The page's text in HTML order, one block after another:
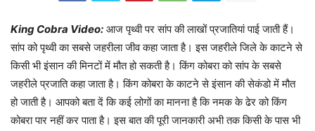
King Cobra Video: आज पृथ्वी पर सांप की लाखों प्रजातियां पाई जाती हैं।
सांप को पृथ्वी का सबसे जहरीला जीव कहा जाता है। इस जहरीले जिले के काटने से
किसी भी इंसान की मिनटों में मौत हो सकती है। किंग कोबरा को सांप के सबसे
जहरीले प्रजाति कहा जाता है। किंग कोबरा के काटने से इंसान की सेकंडो में मौत
हो जाती है। आपको बता दें कि कई लोगों का मानना है कि नमक के ढेर को किंग
कोबरा पार नहीं कर पाता है। इस बात की पूरी जानकारी अभी तक किसी के पास भी